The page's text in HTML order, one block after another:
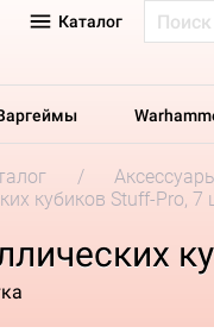
Каталог
кубиков Stuff-Pro,